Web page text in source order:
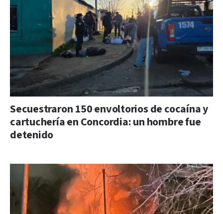
Secuestraron 150 envoltorios de cocaína y
cartuchería en Concordia: un hombre fue
detenido